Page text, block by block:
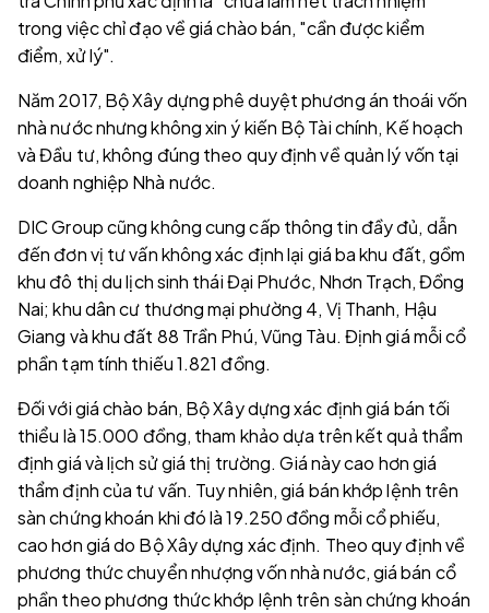
trong việc chỉ đạo về giá chào bán, "cần được kiểm
điểm, xử lý".
Năm 2017, Bộ Xây dựng phê duyệt phương án thoái vốn
nhà nước nhưng không xin ý kiến Bộ Tài chính, Kế hoạch
và Đầu tư, không đúng theo quy định về quản lý vốn tại
doanh nghiệp Nhà nước.
DIC Group cũng không cung cấp thông tin đầy đủ, dẫn
đến đơn vị tư vấn không xác định lại giá ba khu đất, gồm
khu đô thị du lịch sinh thái Đại Phước, Nhơn Trạch, Đồng
Nai; khu dân cư thương mại phường 4, Vị Thanh, Hậu
Giang và khu đất 88 Trần Phú, Vũng Tàu. Định giá mỗi cổ
phần tạm tính thiếu 1.821 đồng.
Đối với giá chào bán, Bộ Xây dựng xác định giá bán tối
thiểu là 15.000 đồng, tham khảo dựa trên kết quả thẩm
định giá và lịch sử giá thị trường. Giá này cao hơn giá
thẩm định của tư vấn. Tuy nhiên, giá bán khớp lệnh trên
sàn chứng khoán khi đó là 19.250 đồng mỗi cổ phiếu,
cao hơn giá do Bộ Xây dựng xác định. Theo quy định về
phương thức chuyển nhượng vốn nhà nước, giá bán cổ
phần theo phương thức khớp lệnh trên sàn chứng khoán